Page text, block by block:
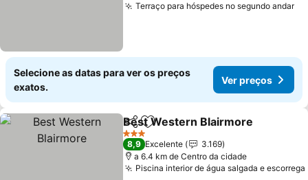
Terraço para hóspedes no segundo andar
Selecione as datas para ver os preços
exatos.
Ver preços
PartilharAdicionar aos favoritos
Best Western Blairmore
3 Estrelas
8,9 Excelente
3.169
a 6.4 km de Centro da cidade
Piscina interior de água salgada e escorrega